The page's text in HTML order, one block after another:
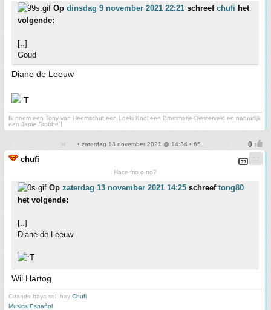
Op dinsdag 9 november 2021 22:21 schreef chufi het
volgende:
[..]
Goud
Diane de Leeuw
Ik noem een Tony van Heemschut,een Loeki Knol,een Brammetje Biesterveld en natuurlijk
een Japie Stobbe !
• zaterdag 13 november 2021 @ 14:34 • 65
chufi
Hace frio o no?
Op zaterdag 13 november 2021 14:25 schreef tong80
het volgende:
[..]
Diane de Leeuw
Wil Hartog
Cuando haya sol, hay Chufi
Musica Español